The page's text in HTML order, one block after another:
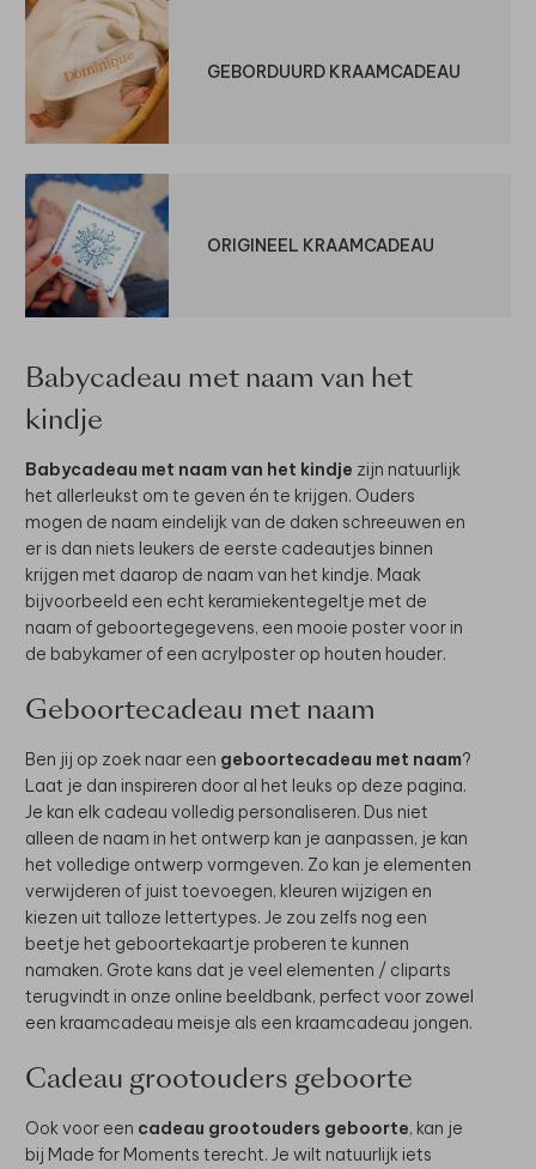
GEBORDUURD KRAAMCADEAU
ORIGINEEL KRAAMCADEAU
Babycadeau met naam van het
kindje
Babycadeau met naam van het kindje zijn natuurlijk
het allerleukst om te geven én te krijgen. Ouders
mogen de naam eindelijk van de daken schreeuwen en
er is dan niets leukers de eerste cadeautjes binnen
krijgen met daarop de naam van het kindje. Maak
bijvoorbeeld een echt keramiekentegeltje met de
naam of geboortegegevens, een mooie poster voor in
de babykamer of een acrylposter op houten houder.
Geboortecadeau met naam
Ben jij op zoek naar een geboortecadeau met naam?
Laat je dan inspireren door al het leuks op deze pagina.
Je kan elk cadeau volledig personaliseren. Dus niet
alleen de naam in het ontwerp kan je aanpassen, je kan
het volledige ontwerp vormgeven. Zo kan je elementen
verwijderen of juist toevoegen, kleuren wijzigen en
kiezen uit talloze lettertypes. Je zou zelfs nog een
beetje het geboortekaartje proberen te kunnen
namaken. Grote kans dat je veel elementen / cliparts
terugvindt in onze online beeldbank, perfect voor zowel
een kraamcadeau meisje als een kraamcadeau jongen.
Cadeau grootouders geboorte
Ook voor een cadeau grootouders geboorte, kan je
bij Made for Moments terecht. Je wilt natuurlijk iets